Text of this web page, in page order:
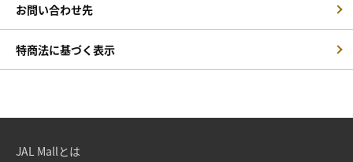
お問い合わせ先
特商法に基づく表示
JAL Mallとは